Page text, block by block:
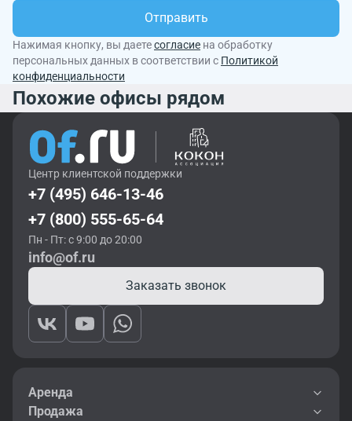
Отправить
Нажимая кнопку, вы даетесогласие на обработку
персональных данных в соответствии с Политикой
конфиденциальности
Похожие офисы рядом
Центр клиентской поддержки
+7 (495) 646-13-46
+7 (800) 555-65-64
Пн - Пт: с 9:00 до 20:00
info@of.ru
Заказать звонок
Аренда
Продажа